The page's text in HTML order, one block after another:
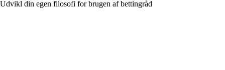
Udvikl din egen filosofi for brugen af bettingråd